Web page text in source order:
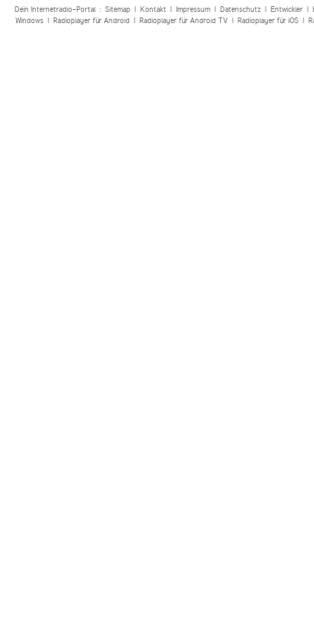
Dein Internetradio-Portal : Sitemap| Kontakt| Impressum| Datenschutz| Entwickler|
Windows| Radioplayer für Android| Radioplayer für Android TV| Radioplayer für iOS|